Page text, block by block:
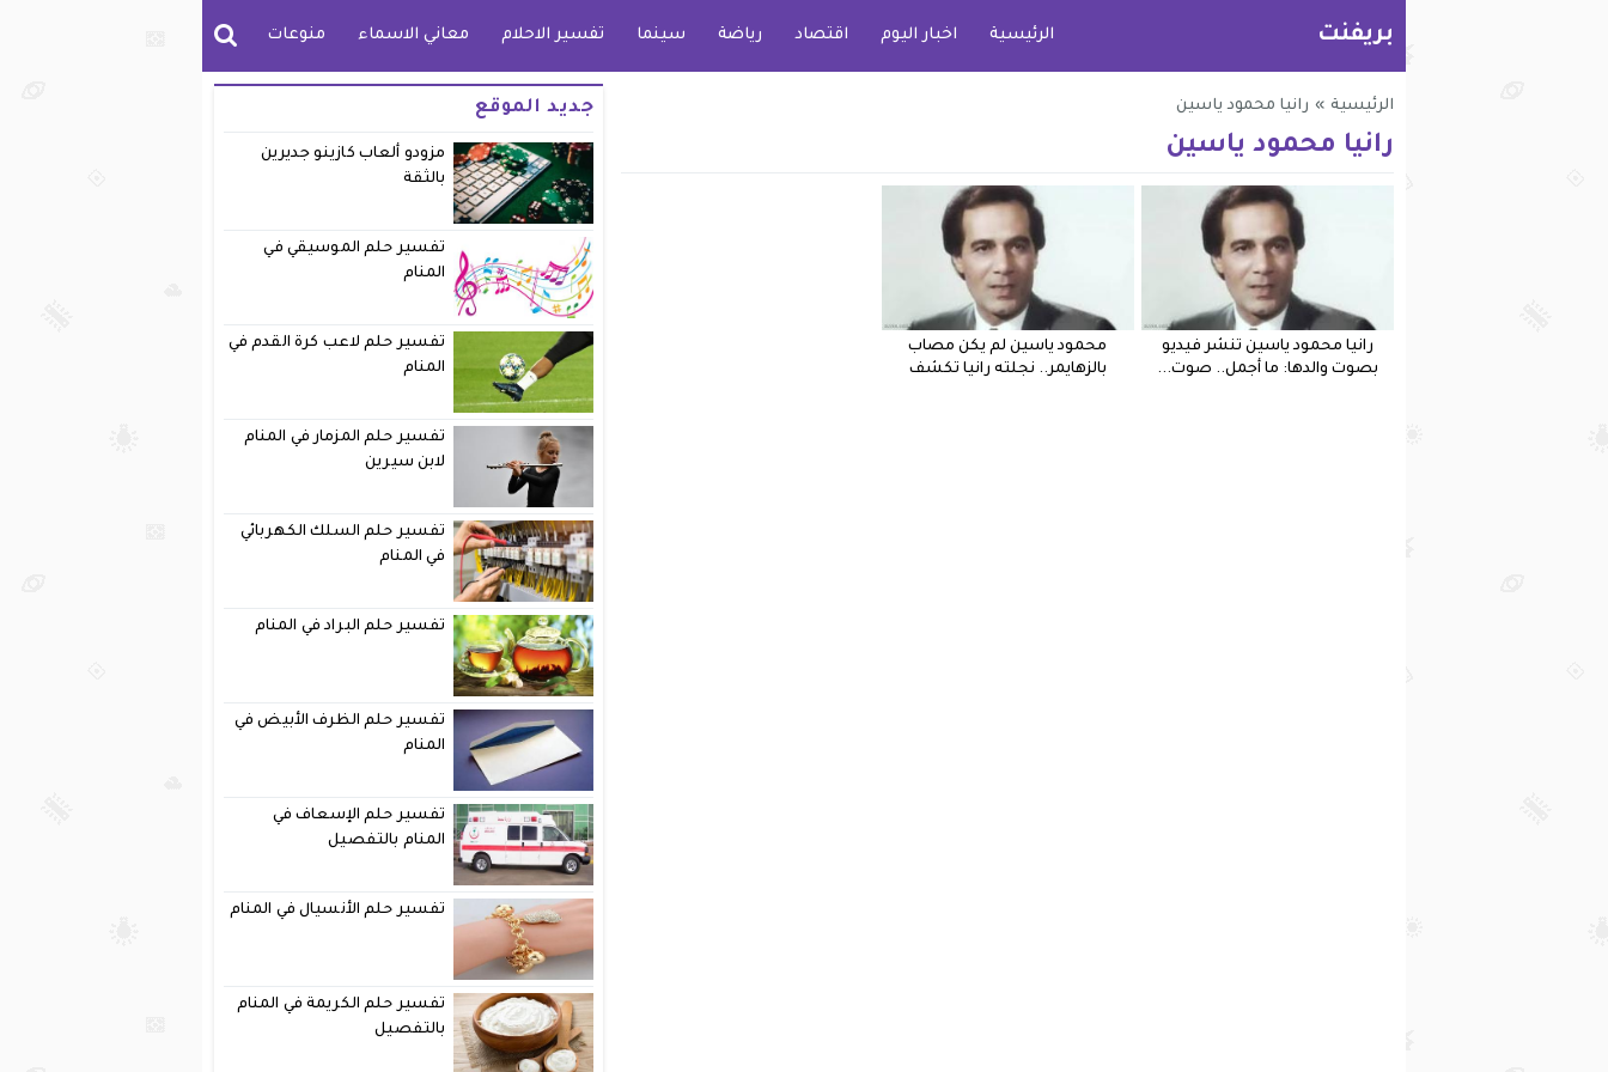
بريفنت الرئيسية اخبار اليوم اقتصاد رياضة سينما تفسير الاحلام معاني الاسماء منوعات
الرئيسية » رانيا محمود ياسين
رانيا محمود ياسين
رانيا محمود ياسين تنشر فيديو
بصوت والدها: ما أجمل.. صوت...
محمود ياسين لم يكن مصاب
بالزهايمر.. نجلته رانيا تكشف
جديد الموقع
مزودو ألعاب كازينو جديرين
بالثقة
تفسير حلم الموسيقي في
المنام
تفسير حلم لاعب كرة القدم في
المنام
تفسير حلم المزمار في المنام
لابن سيرين
تفسير حلم السلك الكهربائي
في المنام
تفسير حلم البراد في المنام
تفسير حلم الظرف الأبيض في
المنام
تفسير حلم الإسعاف في
المنام بالتفصيل
تفسير حلم الأنسيال في المنام
تفسير حلم الكريمة في المنام
بالتفصيل